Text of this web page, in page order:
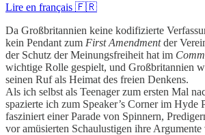
Lire en français 🇫🇷
Da Großbritannien keine kodifizierte
kein Pendant zum First Amendmentder
der Schutz der Meinungsfreiheit hat im
wichtige Rolle gespielt, und Großbritannien
seinen Ruf als Heimat des freien Denkens.
Als ich selbst als Teenager zum ersten Mal
spazierte ich zum Speaker’s Corner im Hyde
fasziniert einer Parade von Spinnern,
vor amüsierten Schaulustigen ihre Argumente